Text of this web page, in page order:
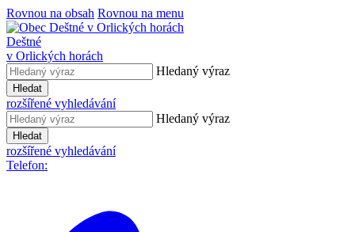
Rovnou na obsah Rovnou na menu
Deštné
v Orlických horách
Hledaný výraz
Hledat
rozšířené vyhledávání
Hledaný výraz
Hledat
rozšířené vyhledávání
Telefon: